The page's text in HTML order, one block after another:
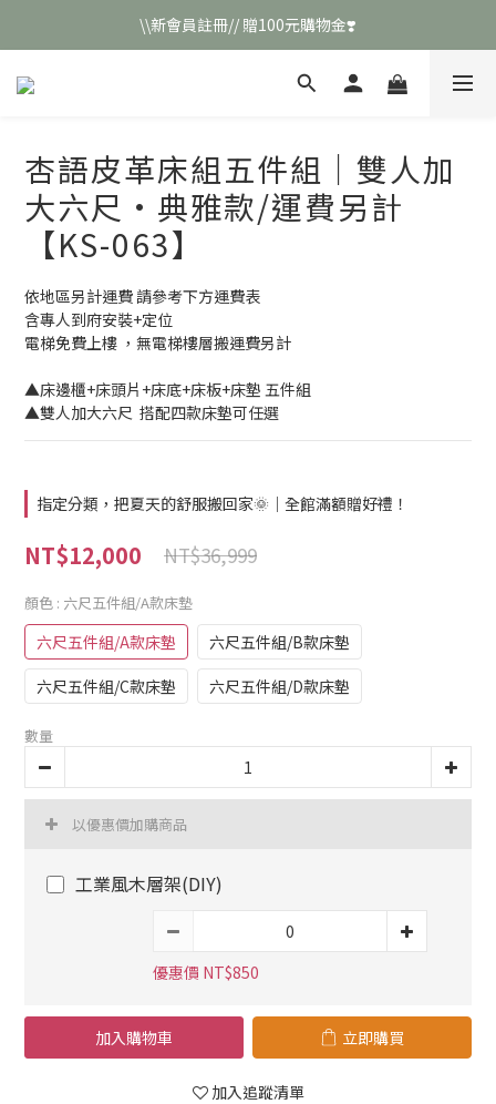
\\新會員註冊// 贈100元購物金❣️
\\新會員註冊// 贈100元購物金❣️
LINE好友招募\\ 回答數字 領取50元折扣碼 //
杏語皮革床組五件組｜雙人加
大六尺·典雅款/運費另計
【KS-063】
依地區另計運費 請參考下方運費表
含專人到府安裝+定位
電梯免費上樓 ，無電梯樓層搬運費另計
▲床邊櫃+床頭片+床底+床板+床墊 五件組
▲雙人加大六尺  搭配四款床墊可任選
指定分類，把夏天的舒服搬回家🌞｜全館滿額贈好禮！
NT$12,000 NT$36,999
顏色 : 六尺五件組/A款床墊
六尺五件組/A款床墊
六尺五件組/B款床墊
六尺五件組/C款床墊
六尺五件組/D款床墊
數量
以優惠價加購商品
工業風木層架(DIY)
優惠價 NT$850
加入購物車 立即購買
加入追蹤清單